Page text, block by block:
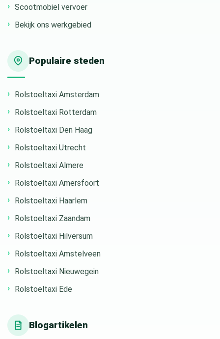
Scootmobiel vervoer
Bekijk ons werkgebied
Populaire steden
Rolstoeltaxi Amsterdam
Rolstoeltaxi Rotterdam
Rolstoeltaxi Den Haag
Rolstoeltaxi Utrecht
Rolstoeltaxi Almere
Rolstoeltaxi Amersfoort
Rolstoeltaxi Haarlem
Rolstoeltaxi Zaandam
Rolstoeltaxi Hilversum
Rolstoeltaxi Amstelveen
Rolstoeltaxi Nieuwegein
Rolstoeltaxi Ede
Blogartikelen